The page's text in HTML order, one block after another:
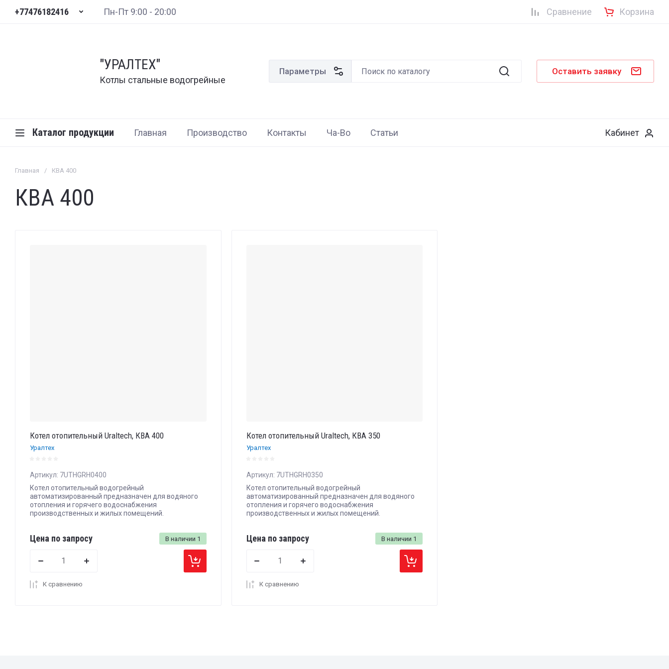
+77476182416 Пн-Пт 9:00 - 20:00 Сравнение Корзина
"УРАЛТЕХ"
Котлы стальные водогрейные
Параметры Оставить заявку
Каталог продукции Главная Производство Контакты Ча-Во Статьи Кабинет
Главная / КВА 400
КВА 400
Котел отопительный Uraltech, КВА 400
Уралтех
Артикул: 7UTHGRH0400
Котел отопительный водогрейный
автоматизированный предназначен для водяного
отопления и горячего водоснабжения
производственных и жилых помещений.
В наличии 1
Цена по запросу
К сравнению
Котел отопительный Uraltech, КВА 350
Уралтех
Артикул: 7UTHGRH0350
Котел отопительный водогрейный
автоматизированный предназначен для водяного
отопления и горячего водоснабжения
производственных и жилых помещений.
В наличии 1
Цена по запросу
К сравнению